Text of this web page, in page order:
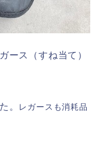
ース（すね当て）
。
レガースも消耗品